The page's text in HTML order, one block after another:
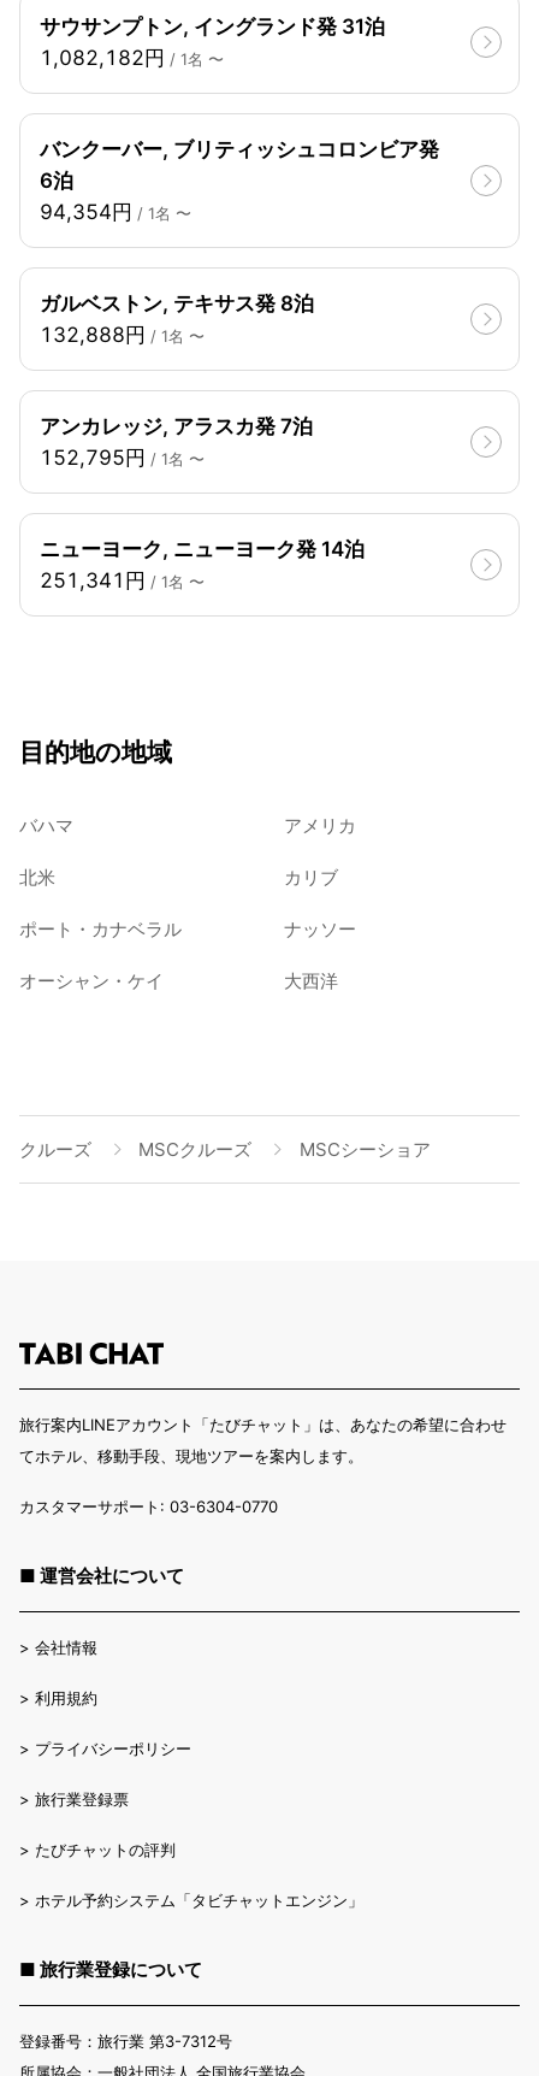
サウサンプトン, イングランド発 31泊
1,082,182円 / 1名 〜
バンクーバー, ブリティッシュコロンビア発
6泊
94,354円 / 1名 〜
ガルベストン, テキサス発 8泊
132,888円 / 1名 〜
アンカレッジ, アラスカ発 7泊
152,795円 / 1名 〜
ニューヨーク, ニューヨーク発 14泊
251,341円 / 1名 〜
目的地の地域
バハマ アメリカ
北米 カリブ
ポート・カナベラル ナッソー
オーシャン・ケイ 大西洋
クルーズ MSCクルーズ MSCシーショア
旅行案内LINEアカウント「たびチャット」は、あなたの希望に合わせ
てホテル、移動手段、現地ツアーを案内します。
カスタマーサポート: 03-6304-0770
■ 運営会社について
> 会社情報
> 利用規約
> プライバシーポリシー
> 旅行業登録票
> たびチャットの評判
> ホテル予約システム「タビチャットエンジン」
■ 旅行業登録について
登録番号：旅行業 第3-7312号
所属協会：一般社団法人 全国旅行業協会